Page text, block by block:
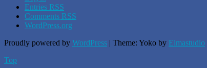
Entries RSS
Comments RSS
WordPress.org
Proudly powered by WordPress | Theme: Yoko by Elmastudio
Top